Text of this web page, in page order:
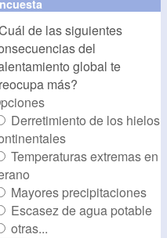
src="http://
alt="CambioClimatico.org"
/></a>
de las siguientes
del
global te
más?
Derretimiento de los hielos
Temperaturas extremas en
Mayores precipitaciones
Escasez de agua potable
otras...